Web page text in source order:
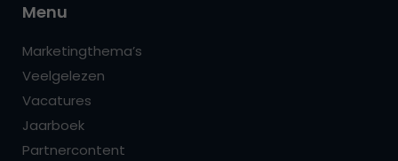
Menu
Marketingthema’s
Veelgelezen
Vacatures
Jaarboek
Partnercontent